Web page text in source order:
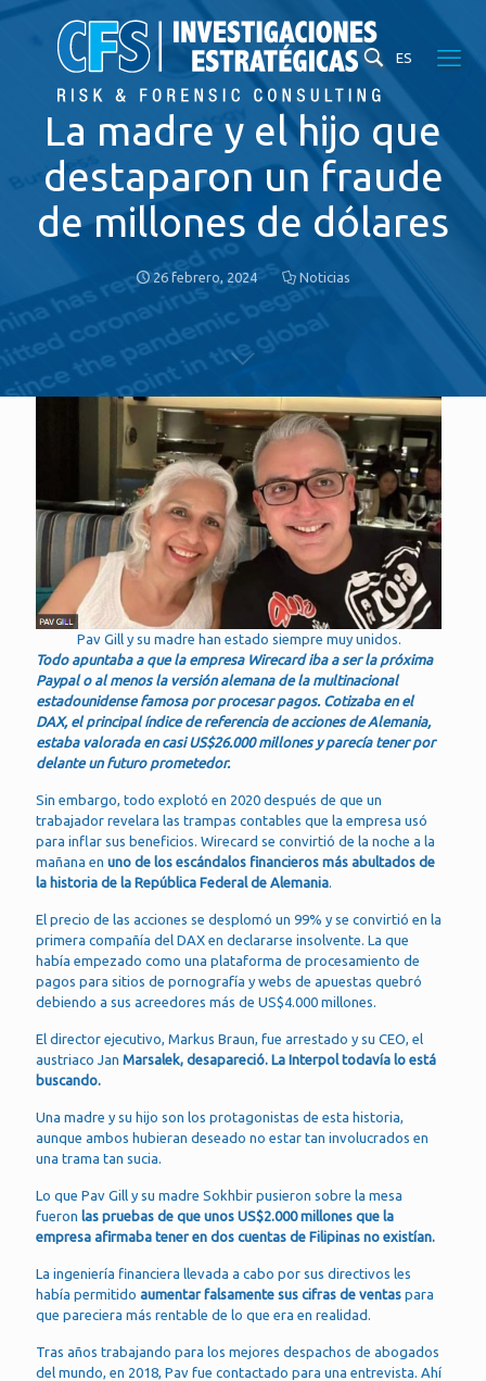
ES
La madre y el hijo que
destaparon un fraude
de millones de dólares
26 febrero, 2024 Noticias
Pav Gill y su madre han estado siempre muy unidos.
Todo apuntaba a que la empresa Wirecard iba a ser la próxima
Paypal o al menos la versión alemana de la multinacional
estadounidense famosa por procesar pagos. Cotizaba en el
DAX, el principal índice de referencia de acciones de Alemania,
estaba valorada en casi US$26.000 millones y parecía tener por
delante un futuro prometedor.
Sin embargo, todo explotó en 2020 después de que un
trabajador revelara las trampas contables que la empresa usó
para inflar sus beneficios. Wirecard se convirtió de la noche a la
mañana en uno de los escándalos financieros más abultados de
la historia de la República Federal de Alemania.
El precio de las acciones se desplomó un 99% y se convirtió en la
primera compañía del DAX en declararse insolvente. La que
había empezado como una plataforma de procesamiento de
pagos para sitios de pornografía y webs de apuestas quebró
debiendo a sus acreedores más de US$4.000 millones.
El director ejecutivo, Markus Braun, fue arrestado y su CEO, el
austriaco Jan Marsalek, desapareció. La Interpol todavía lo está
buscando.
Una madre y su hijo son los protagonistas de esta historia,
aunque ambos hubieran deseado no estar tan involucrados en
una trama tan sucia.
Lo que Pav Gill y su madre Sokhbir pusieron sobre la mesa
fueron las pruebas de que unos US$2.000 millones que la
empresa afirmaba tener en dos cuentas de Filipinas no existían.
La ingeniería financiera llevada a cabo por sus directivos les
había permitido aumentar falsamente sus cifras de ventas para
que pareciera más rentable de lo que era en realidad.
Tras años trabajando para los mejores despachos de abogados
del mundo, en 2018, Pav fue contactado para una entrevista. Ahí